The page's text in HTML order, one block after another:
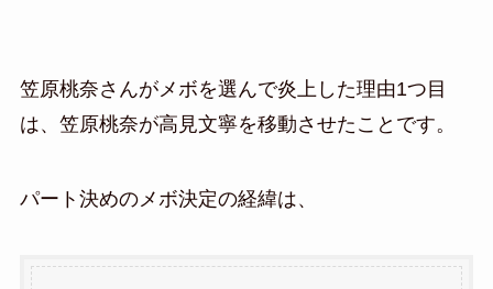
笠原桃奈さんがメボを選んで炎上した理由1つ目
は、笠原桃奈が高見文寧を移動させたことです。
パート決めのメボ決定の経緯は、